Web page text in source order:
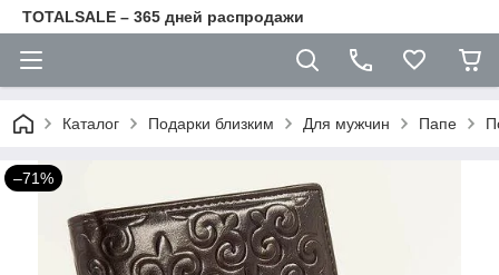
TOTALSALE – 365 дней распродажи
Каталог Подарки близким Для мужчин Папе
–71%